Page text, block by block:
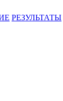
РЕЗУЛЬТАТЫ